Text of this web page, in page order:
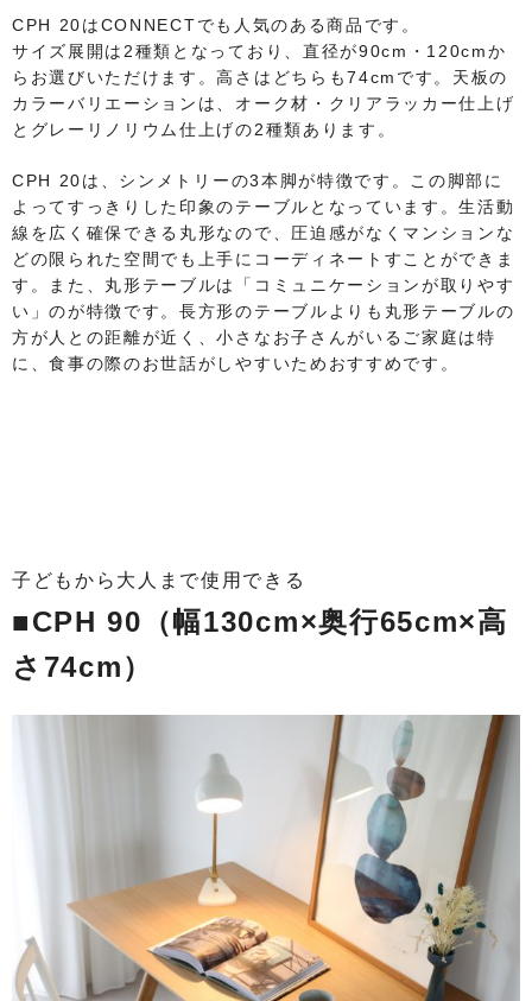
CPH 20はCONNECTでも人気のある商品です。
サイズ展開は2種類となっており、直径が90cm・120cmか
らお選びいただけます。高さはどちらも74cmです。天板の
カラーバリエーションは、オーク材・クリアラッカー仕上げ
とグレーリノリウム仕上げの2種類あります。
CPH 20は、シンメトリーの3本脚が特徴です。この脚部に
よってすっきりした印象のテーブルとなっています。生活動
線を広く確保できる丸形なので、圧迫感がなくマンションな
どの限られた空間でも上手にコーディネートすことができま
す。また、丸形テーブルは「コミュニケーションが取りやす
い」のが特徴です。長方形のテーブルよりも丸形テーブルの
方が人との距離が近く、小さなお子さんがいるご家庭は特
に、食事の際のお世話がしやすいためおすすめです。
子どもから大人まで使用できる
■CPH 90（幅130cm×奥行65cm×高
さ74cm）